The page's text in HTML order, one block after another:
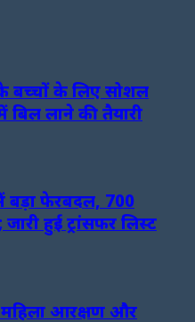
बच्चों के लिए सोशल
बिल लाने की तैयारी
बड़ा फेरबदल, 700
हुई ट्रांसफर लिस्ट
आरक्षण और